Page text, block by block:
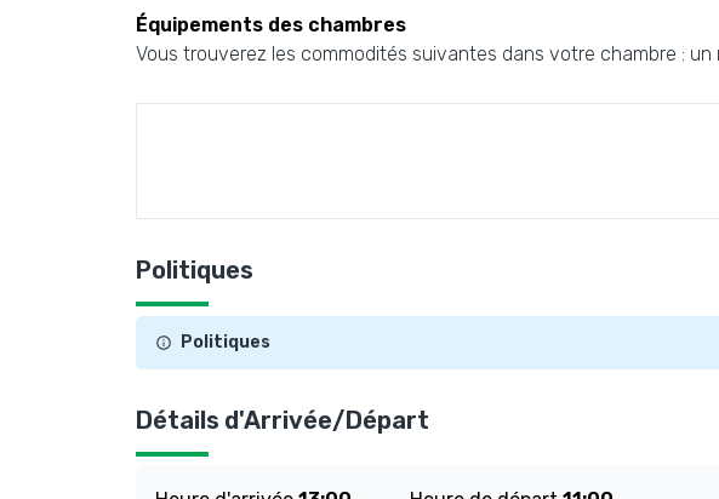
Équipements des chambres
Vous trouverez les commodités suivantes dans votre chambre :
Politiques
Politiques
Détails d'Arrivée/Départ